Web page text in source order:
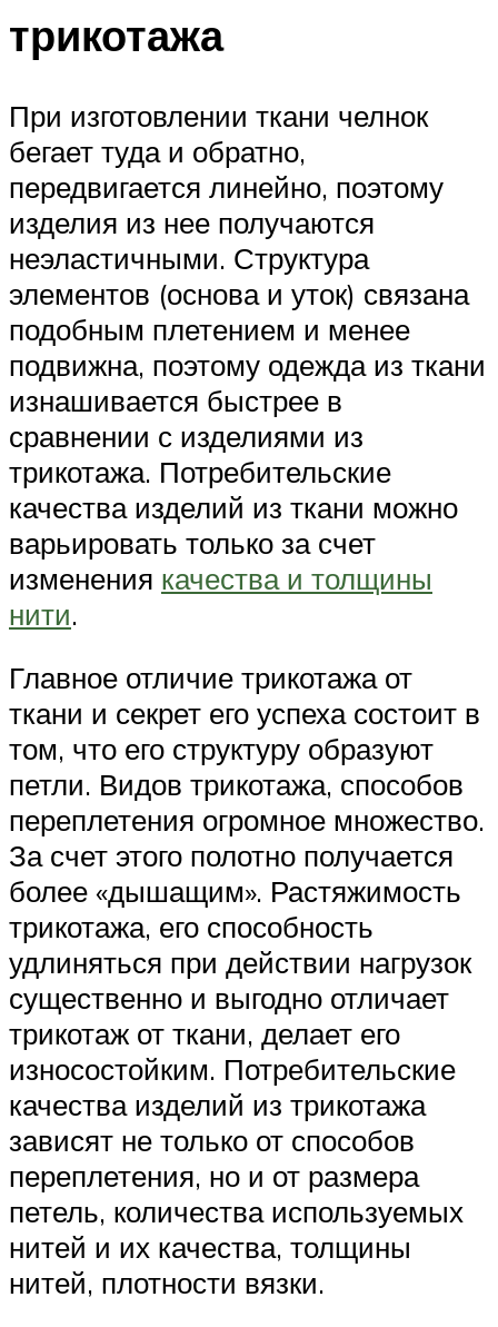
трикотажа
При изготовлении ткани челнок
бегает туда и обратно,
передвигается линейно, поэтому
изделия из нее получаются
неэластичными. Структура
элементов (основа и уток) связана
подобным плетением и менее
подвижна, поэтому одежда из ткани
изнашивается быстрее в
сравнении с изделиями из
трикотажа. Потребительские
качества изделий из ткани можно
варьировать только за счет
изменения качества и толщины
нити.
Главное отличие трикотажа от
ткани и секрет его успеха состоит в
том, что его структуру образуют
петли. Видов трикотажа, способов
переплетения огромное множество.
За счет этого полотно получается
более «дышащим». Растяжимость
трикотажа, его способность
удлиняться при действии нагрузок
существенно и выгодно отличает
трикотаж от ткани, делает его
износостойким. Потребительские
качества изделий из трикотажа
зависят не только от способов
переплетения, но и от размера
петель, количества используемых
нитей и их качества, толщины
нитей, плотности вязки.